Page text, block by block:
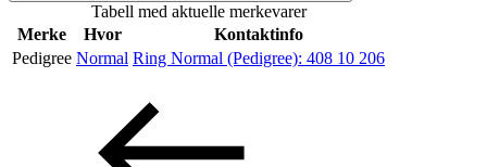
Inspirasjon
Tabell med aktuelle merkevarer
Merke
Hvor
Kontaktinfo
Pedigree Normal Ring Normal (Pedigree): 408 10 206